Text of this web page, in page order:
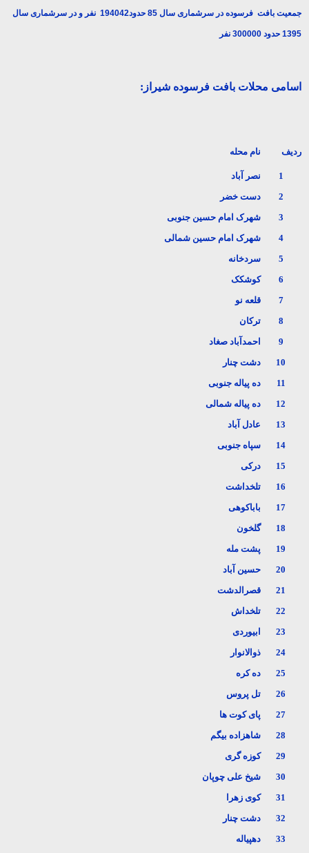
جمعیت بافت فرسوده در سرشماری سال 85 حدود194042 نفر و در سرشماری سال
1395 حدود 300000 نفر
اسامی محلات بافت فرسوده شیراز:
ردیف نام محله
1
نصر آباد
2
دست خضر
3
شهرک امام حسین جنوبی
4
شهرک امام حسین شمالی
5
سردخانه
6
کوشکک
7
قلعه نو
8
ترکان
9
احمدآباد صغاد
10
دشت چنار
11
ده پیاله جنوبی
12
ده پیاله شمالی
13
عادل آباد
14
سپاه جنوبی
15
درکی
16
تلخداشت
17
باباکوهی
18
گلخون
19
پشت مله
20
حسین آباد
21
قصرالدشت
22
تلخداش
23
ابیوردی
24
ذوالانوار
25
ده کره
26
تل پروس
27
پای کوت ها
28
شاهزاده بیگم
29
کوزه گری
30
شیخ علی چوپان
31
کوی زهرا
32
دشت چنار
33
دهپیاله